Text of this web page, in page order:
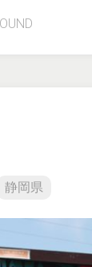
静岡県